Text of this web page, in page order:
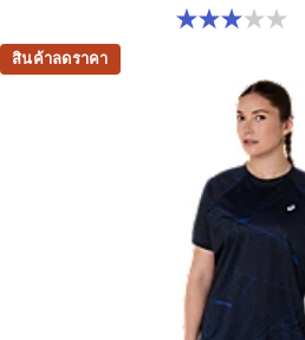
3.0 จาก 5 ดาว 1 รีวิว
สินค้าลดราคา